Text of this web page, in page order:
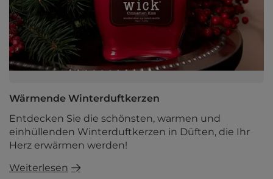
Wärmende Winterduftkerzen
Entdecken Sie die schönsten, warmen und
einhüllenden Winterduftkerzen in Düften, die Ihr
Herz erwärmen werden!
Weiterlesen